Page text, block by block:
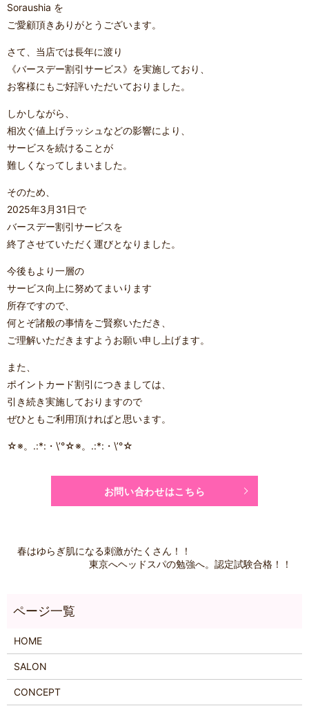
Soraushia を
ご愛顧頂きありがとうございます。
さて、当店では長年に渡り
《バースデー割引サービス》を実施しており、
お客様にもご好評いただいておりました。
しかしながら、
相次ぐ値上げラッシュなどの影響により、
サービスを続けることが
難しくなってしまいました。
そのため、
2025年3月31日で
バースデー割引サービスを
終了させていただく運びとなりました。
今後もより一層の
サービス向上に努めてまいります
所存ですので、
何とぞ諸般の事情をご賢察いただき、
ご理解いただきますようお願い申し上げます。
また、
ポイントカード割引につきましては、
引き続き実施しておりますので
ぜひともご利用頂ければと思います。
☆※。.:*:・\’°☆※。.:*:・\’°☆
お問い合わせはこちら
春はゆらぎ肌になる刺激がたくさん！！
東京へヘッドスパの勉強へ。認定試験合格！！
HOME
SALON
CONCEPT